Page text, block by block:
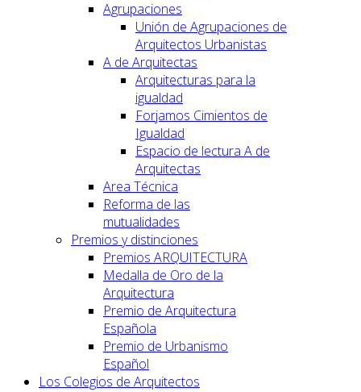
Agrupaciones
Unión de Agrupaciones de
Arquitectos Urbanistas
A de Arquitectas
Arquitecturas para la
igualdad
Forjamos Cimientos de
Igualdad
Espacio de lectura A de
Arquitectas
Area Técnica
Reforma de las
mutualidades
Premios y distinciones
Premios ARQUITECTURA
Medalla de Oro de la
Arquitectura
Premio de Arquitectura
Española
Premio de Urbanismo
Español
Los Colegios de Arquitectos